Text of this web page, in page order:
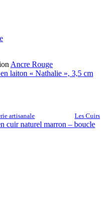
Ancre Rouge
laiton « Nathalie », 3,5 cm
artisanale
Les Cuirs
cuir naturel marron – boucle